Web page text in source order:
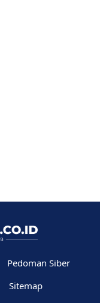
Pedoman Siber
Sitemap